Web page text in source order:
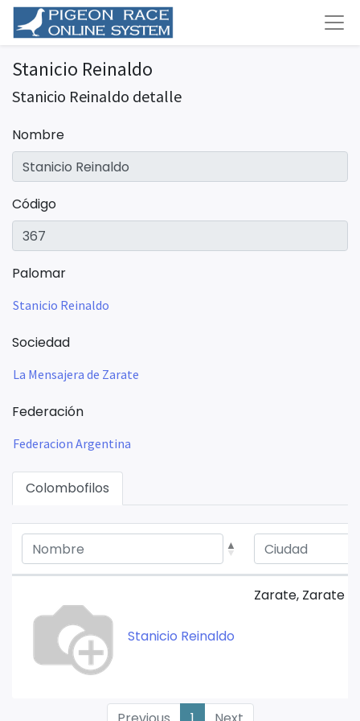
Stanicio Reinaldo
Stanicio Reinaldo detalle
Nombre
Código
Palomar
Stanicio Reinaldo
Sociedad
La Mensajera de Zarate
Federación
Federacion Argentina
Colombofilos
Stanicio Reinaldo
Zarate, Zarate